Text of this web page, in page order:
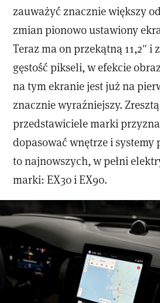
zauważyć znacznie większy
zmian pionowo ustawiony
Teraz ma on przekątną 11,2″ i
gęstość pikseli, w efekcie
na tym ekranie jest już na
znacznie wyraźniejszy.
przedstawiciele marki
dopasować wnętrze i systemy
to najnowszych, w pełni
marki: EX30 i EX90.